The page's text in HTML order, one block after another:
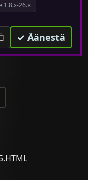
1.8.x-26.x
✓ Äänestä